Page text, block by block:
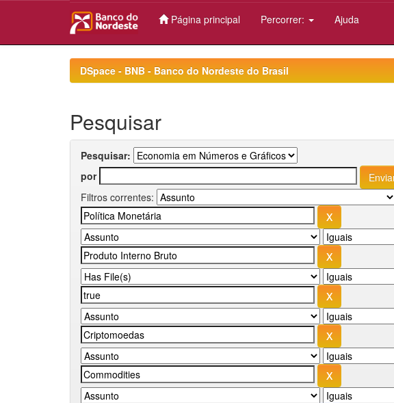
Página principal Percorrer: Ajuda
DSpace - BNB - Banco do Nordeste do Brasil
Pesquisar
Pesquisar:
por
Filtros correntes: